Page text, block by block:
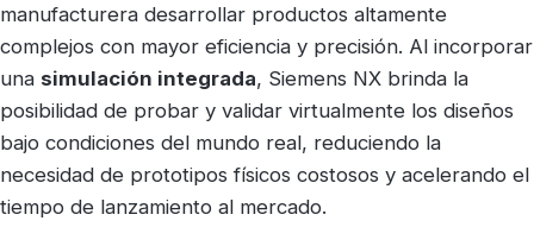
manufacturera desarrollar productos altamente
complejos con mayor eficiencia y precisión. Al incorporar
una simulación integrada, Siemens NX brinda la
posibilidad de probar y validar virtualmente los diseños
bajo condiciones del mundo real, reduciendo la
necesidad de prototipos físicos costosos y acelerando el
tiempo de lanzamiento al mercado.